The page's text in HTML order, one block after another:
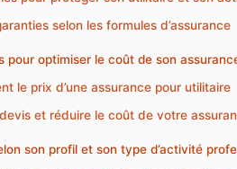
selon les formules d’assurance
pour optimiser le coût de son
le prix d’une assurance pour utilitaire
et réduire le coût de votre
son profil et son type d’activité